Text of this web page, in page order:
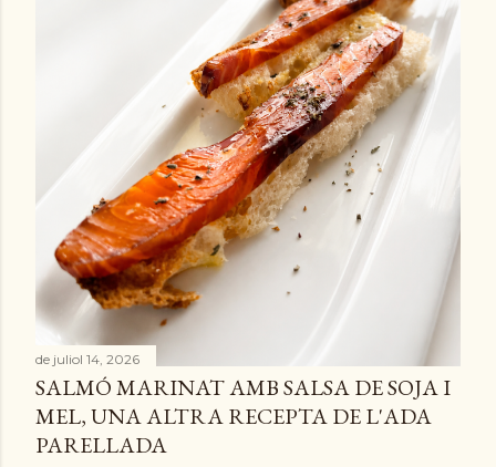
de juliol 14, 2026
SALMÓ MARINAT AMB SALSA DE SOJA I
MEL, UNA ALTRA RECEPTA DE L'ADA
PARELLADA